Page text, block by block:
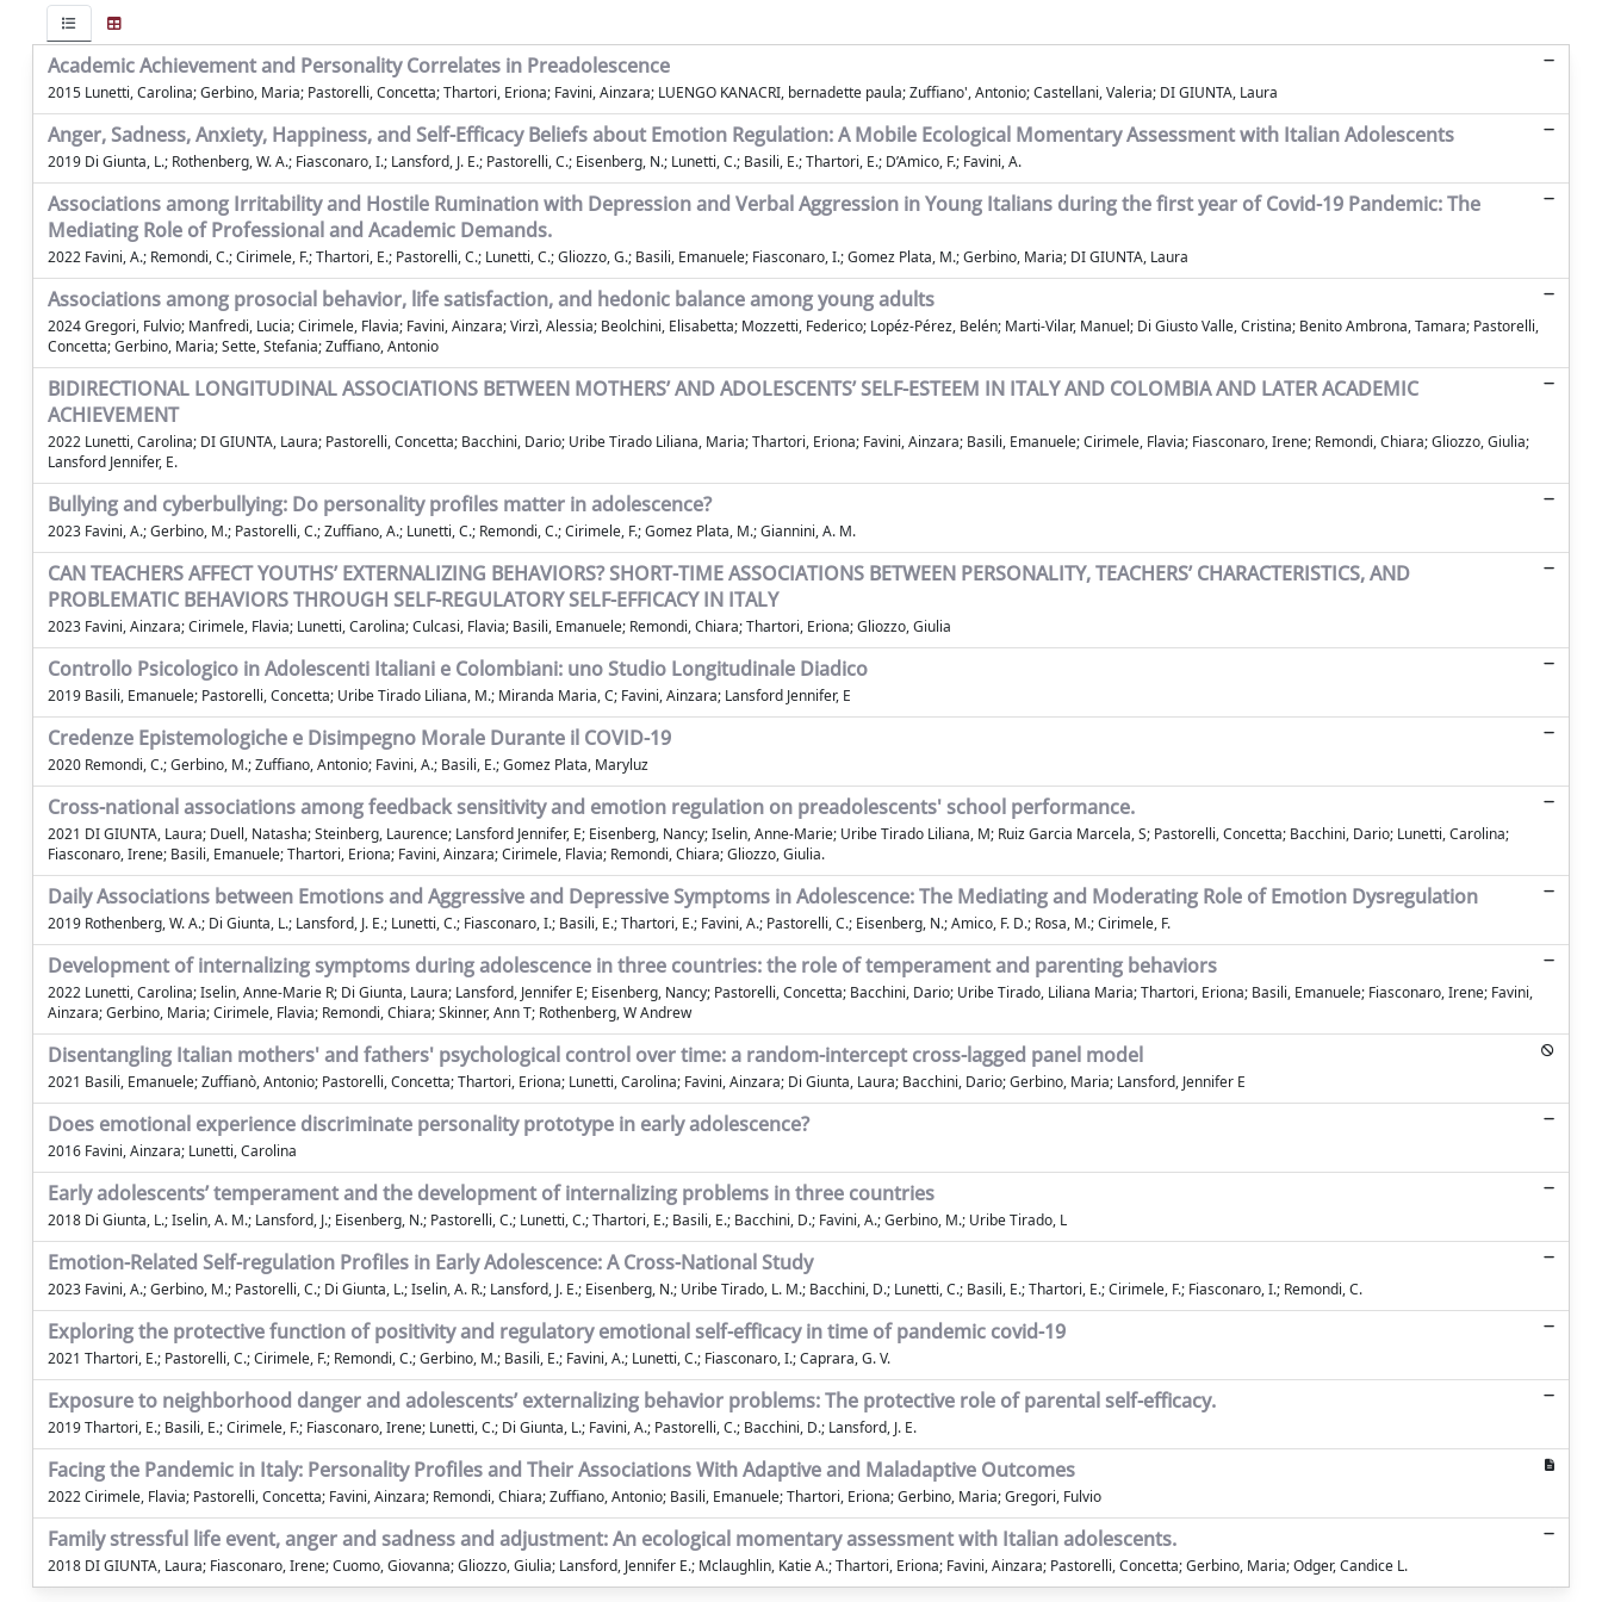
Academic Achievement and Personality Correlates in Preadolescence
2015 Lunetti, Carolina; Gerbino, Maria; Pastorelli, Concetta; Thartori, Eriona; Favini, Ainzara; LUENGO KANACRI, bernadette paula; Zuffiano', Antonio; Castellani, Valeria; DI GIUNTA, Laura
Anger, Sadness, Anxiety, Happiness, and Self-Efficacy Beliefs about Emotion Regulation: A Mobile Ecological Momentary Assessment with Italian Adolescents
2019 Di Giunta, L.; Rothenberg, W. A.; Fiasconaro, I.; Lansford, J. E.; Pastorelli, C.; Eisenberg, N.; Lunetti, C.; Basili, E.; Thartori, E.; D’Amico, F.; Favini, A.
Associations among Irritability and Hostile Rumination with Depression and Verbal Aggression in Young Italians during the first year of Covid-19 Pandemic: The
Mediating Role of Professional and Academic Demands.
2022 Favini, A.; Remondi, C.; Cirimele, F.; Thartori, E.; Pastorelli, C.; Lunetti, C.; Gliozzo, G.; Basili, Emanuele; Fiasconaro, I.; Gomez Plata, M.; Gerbino, Maria; DI GIUNTA, Laura
Associations among prosocial behavior, life satisfaction, and hedonic balance among young adults
2024 Gregori, Fulvio; Manfredi, Lucia; Cirimele, Flavia; Favini, Ainzara; Virzì, Alessia; Beolchini, Elisabetta; Mozzetti, Federico; Lopéz-Pérez, Belén; Marti-Vilar, Manuel; Di Giusto Valle, Cristina; Benito Ambrona, Tamara; Pastorelli,
Concetta; Gerbino, Maria; Sette, Stefania; Zuffiano, Antonio
BIDIRECTIONAL LONGITUDINAL ASSOCIATIONS BETWEEN MOTHERS’ AND ADOLESCENTS’ SELF-ESTEEM IN ITALY AND COLOMBIA AND LATER ACADEMIC
ACHIEVEMENT
2022 Lunetti, Carolina; DI GIUNTA, Laura; Pastorelli, Concetta; Bacchini, Dario; Uribe Tirado Liliana, Maria; Thartori, Eriona; Favini, Ainzara; Basili, Emanuele; Cirimele, Flavia; Fiasconaro, Irene; Remondi, Chiara; Gliozzo, Giulia;
Lansford Jennifer, E.
Bullying and cyberbullying: Do personality profiles matter in adolescence?
2023 Favini, A.; Gerbino, M.; Pastorelli, C.; Zuffiano, A.; Lunetti, C.; Remondi, C.; Cirimele, F.; Gomez Plata, M.; Giannini, A. M.
CAN TEACHERS AFFECT YOUTHS’ EXTERNALIZING BEHAVIORS? SHORT-TIME ASSOCIATIONS BETWEEN PERSONALITY, TEACHERS’ CHARACTERISTICS, AND
PROBLEMATIC BEHAVIORS THROUGH SELF-REGULATORY SELF-EFFICACY IN ITALY
2023 Favini, Ainzara; Cirimele, Flavia; Lunetti, Carolina; Culcasi, Flavia; Basili, Emanuele; Remondi, Chiara; Thartori, Eriona; Gliozzo, Giulia
Controllo Psicologico in Adolescenti Italiani e Colombiani: uno Studio Longitudinale Diadico
2019 Basili, Emanuele; Pastorelli, Concetta; Uribe Tirado Liliana, M.; Miranda Maria, C; Favini, Ainzara; Lansford Jennifer, E
Credenze Epistemologiche e Disimpegno Morale Durante il COVID-19
2020 Remondi, C.; Gerbino, M.; Zuffiano, Antonio; Favini, A.; Basili, E.; Gomez Plata, Maryluz
Cross-national associations among feedback sensitivity and emotion regulation on preadolescents' school performance.
2021 DI GIUNTA, Laura; Duell, Natasha; Steinberg, Laurence; Lansford Jennifer, E; Eisenberg, Nancy; Iselin, Anne-Marie; Uribe Tirado Liliana, M; Ruiz Garcia Marcela, S; Pastorelli, Concetta; Bacchini, Dario; Lunetti, Carolina;
Fiasconaro, Irene; Basili, Emanuele; Thartori, Eriona; Favini, Ainzara; Cirimele, Flavia; Remondi, Chiara; Gliozzo, Giulia.
Daily Associations between Emotions and Aggressive and Depressive Symptoms in Adolescence: The Mediating and Moderating Role of Emotion Dysregulation
2019 Rothenberg, W. A.; Di Giunta, L.; Lansford, J. E.; Lunetti, C.; Fiasconaro, I.; Basili, E.; Thartori, E.; Favini, A.; Pastorelli, C.; Eisenberg, N.; Amico, F. D.; Rosa, M.; Cirimele, F.
Development of internalizing symptoms during adolescence in three countries: the role of temperament and parenting behaviors
2022 Lunetti, Carolina; Iselin, Anne-Marie R; Di Giunta, Laura; Lansford, Jennifer E; Eisenberg, Nancy; Pastorelli, Concetta; Bacchini, Dario; Uribe Tirado, Liliana Maria; Thartori, Eriona; Basili, Emanuele; Fiasconaro, Irene; Favini,
Ainzara; Gerbino, Maria; Cirimele, Flavia; Remondi, Chiara; Skinner, Ann T; Rothenberg, W Andrew
Disentangling Italian mothers' and fathers' psychological control over time: a random-intercept cross-lagged panel model
2021 Basili, Emanuele; Zuffianò, Antonio; Pastorelli, Concetta; Thartori, Eriona; Lunetti, Carolina; Favini, Ainzara; Di Giunta, Laura; Bacchini, Dario; Gerbino, Maria; Lansford, Jennifer E
Does emotional experience discriminate personality prototype in early adolescence?
2016 Favini, Ainzara; Lunetti, Carolina
Early adolescents’ temperament and the development of internalizing problems in three countries
2018 Di Giunta, L.; Iselin, A. M.; Lansford, J.; Eisenberg, N.; Pastorelli, C.; Lunetti, C.; Thartori, E.; Basili, E.; Bacchini, D.; Favini, A.; Gerbino, M.; Uribe Tirado, L
Emotion-Related Self-regulation Profiles in Early Adolescence: A Cross-National Study
2023 Favini, A.; Gerbino, M.; Pastorelli, C.; Di Giunta, L.; Iselin, A. R.; Lansford, J. E.; Eisenberg, N.; Uribe Tirado, L. M.; Bacchini, D.; Lunetti, C.; Basili, E.; Thartori, E.; Cirimele, F.; Fiasconaro, I.; Remondi, C.
Exploring the protective function of positivity and regulatory emotional self-efficacy in time of pandemic covid-19
2021 Thartori, E.; Pastorelli, C.; Cirimele, F.; Remondi, C.; Gerbino, M.; Basili, E.; Favini, A.; Lunetti, C.; Fiasconaro, I.; Caprara, G. V.
Exposure to neighborhood danger and adolescents’ externalizing behavior problems: The protective role of parental self-efficacy.
2019 Thartori, E.; Basili, E.; Cirimele, F.; Fiasconaro, Irene; Lunetti, C.; Di Giunta, L.; Favini, A.; Pastorelli, C.; Bacchini, D.; Lansford, J. E.
Facing the Pandemic in Italy: Personality Profiles and Their Associations With Adaptive and Maladaptive Outcomes
2022 Cirimele, Flavia; Pastorelli, Concetta; Favini, Ainzara; Remondi, Chiara; Zuffiano, Antonio; Basili, Emanuele; Thartori, Eriona; Gerbino, Maria; Gregori, Fulvio
Family stressful life event, anger and sadness and adjustment: An ecological momentary assessment with Italian adolescents.
2018 DI GIUNTA, Laura; Fiasconaro, Irene; Cuomo, Giovanna; Gliozzo, Giulia; Lansford, Jennifer E.; Mclaughlin, Katie A.; Thartori, Eriona; Favini, Ainzara; Pastorelli, Concetta; Gerbino, Maria; Odger, Candice L.